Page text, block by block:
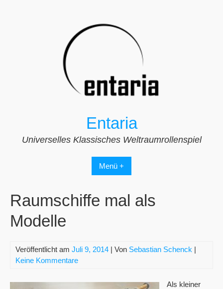
Entaria
Universelles Klassisches Weltraumrollenspiel
Menü +
Raumschiffe mal als
Modelle
Veröffentlicht am Juli 9, 2014 | Von Sebastian Schenck |
Keine Kommentare
Als kleiner